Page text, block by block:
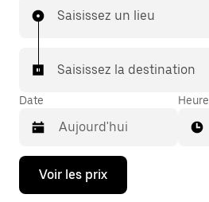
Saisissez un lieu
Saisissez la destination
Date
Appuyez
la
Heure
Voir les prix